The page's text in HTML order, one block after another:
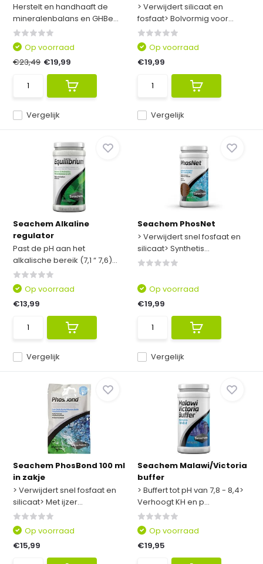
Herstelt en handhaaft de
mineralenbalans en GHBe...
Vergelijk
Op voorraad
€23,49 €19,99
> Verwijdert silicaat en
fosfaat> Bolvormig voor...
Vergelijk
Op voorraad
€19,99
Seachem Alkaline
regulator
Past de pH aan het
alkalische bereik (7,1 “ 7,6)...
Vergelijk
Op voorraad
€13,99
Seachem PhosNet
> Verwijdert snel fosfaat en
silicaat> Synthetis...
Vergelijk
Op voorraad
€19,99
Seachem PhosBond 100 ml
in zakje
> Verwijdert snel fosfaat en
silicaat> Met ijzer...
Op voorraad
€15,99
Seachem Malawi/Victoria
buffer
> Buffert tot pH van 7,8 - 8,4>
Verhoogt KH en p...
Op voorraad
€19,95